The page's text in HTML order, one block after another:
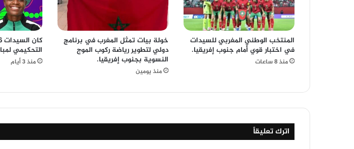
المنتخب الوطني المغربي للسيدات
في اختبار قوي أمام جنوب إفريقيا.
منذ 8 ساعات
خولة بيات تمثل المغرب في برنامج
دولي لتطوير رياضة ركوب الموج
النسوية بجنوب إفريقيا.
منذ يومين
التحكيمي
منذ 3 أيام
اترك تعليقاً